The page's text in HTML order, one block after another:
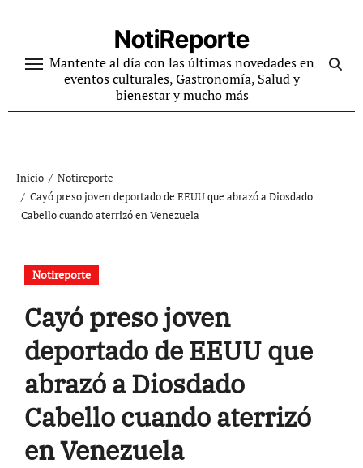
contenido
NotiReporte
Mantente al día con las últimas novedades en
eventos culturales, Gastronomía, Salud y
bienestar y mucho más
Inicio
Notireporte
Cayó preso joven deportado de EEUU que abrazó a Diosdado
Cabello cuando aterrizó en Venezuela
Notireporte
Cayó preso joven
deportado de EEUU que
abrazó a Diosdado
Cabello cuando aterrizó
en Venezuela